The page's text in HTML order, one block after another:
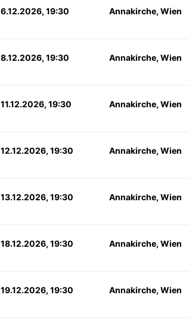
6.12.2026, 19:30 Annakirche, Wien
8.12.2026, 19:30 Annakirche, Wien
11.12.2026, 19:30 Annakirche, Wien
12.12.2026, 19:30 Annakirche, Wien
13.12.2026, 19:30 Annakirche, Wien
18.12.2026, 19:30 Annakirche, Wien
19.12.2026, 19:30 Annakirche, Wien